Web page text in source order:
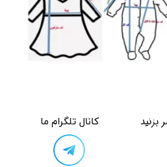
بزنید​​​​​​​ ​کانال تلگرام ما